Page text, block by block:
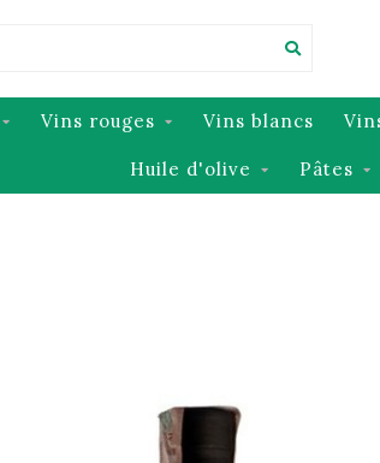
Vins rouges Vins blancs
Huile d'olive Pâtes